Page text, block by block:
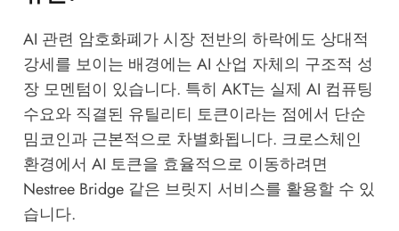
AI 관련 암호화폐가 시장 전반의 하락에도 상대적
강세를 보이는 배경에는 AI 산업 자체의 구조적 성
장 모멘텀이 있습니다. 특히 AKT는 실제 AI 컴퓨팅
수요와 직결된 유틸리티 토큰이라는 점에서 단순
밈코인과 근본적으로 차별화됩니다. 크로스체인
환경에서 AI 토큰을 효율적으로 이동하려면
Nestree Bridge같은 브릿지 서비스를 활용할 수 있
습니다.